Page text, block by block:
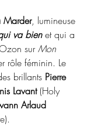
Marder, lumineuse
va bien et qui a
sur Mon
rôle féminin. Le
brillants Pierre
Lavant (Holy
Arlaud